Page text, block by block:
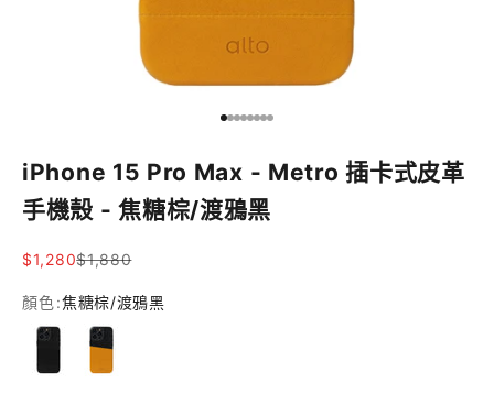
前往第 1 項
前往第 2 項
前往第 3 項
前往第 4 項
前往第 5 項
前往第 6 項
前往第 7 項
前往第 8 項
iPhone 15 Pro Max - Metro 插卡式皮革
手機殼 - 焦糖棕/渡鴉黑
促銷價
$1,280原價
$1,880
顏色:焦糖棕/渡鴉黑
渡鴉黑
焦糖棕/渡鴉黑